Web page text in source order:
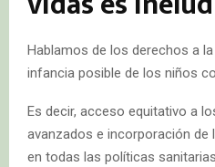
Hablamos de los derechos a
infancia posible de los niños
Es decir, acceso equitativo a
avanzados e incorporación de
en todas las políticas